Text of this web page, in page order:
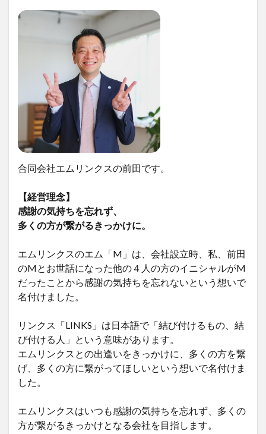
合同会社エムリンクスの前田です。
【経営理念】
感謝の気持ちを忘れず、
多くの方が繋がるきっかけに。
エムリンクスのエム「M」は、会社設立時、私、前田
のMとお世話になった他の４人の方のイニシャルがM
だったことから感謝の気持ちを忘れないという想いで
名付けました。
リンクス「LINKS」は日本語で「結び付けるもの、結
び付ける人」という意味があります。
エムリンクスとの出逢いをきっかけに、多くの方を繋
げ、多くの方に繋がってほしいという想いで名付けま
した。
エムリンクスはいつも感謝の気持ちを忘れず、多くの
方が繋がるきっかけとなる会社を目指します。